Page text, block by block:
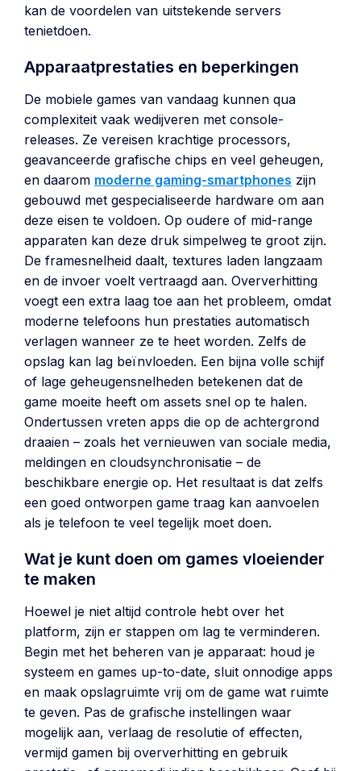
kan de voordelen van uitstekende servers
tenietdoen.
Apparaatprestaties en beperkingen
De mobiele games van vandaag kunnen qua
complexiteit vaak wedijveren met console-
releases. Ze vereisen krachtige processors,
geavanceerde grafische chips en veel geheugen,
en daarom moderne gaming-smartphones zijn
gebouwd met gespecialiseerde hardware om aan
deze eisen te voldoen. Op oudere of mid-range
apparaten kan deze druk simpelweg te groot zijn.
De framesnelheid daalt, textures laden langzaam
en de invoer voelt vertraagd aan. Oververhitting
voegt een extra laag toe aan het probleem, omdat
moderne telefoons hun prestaties automatisch
verlagen wanneer ze te heet worden. Zelfs de
opslag kan lag beïnvloeden. Een bijna volle schijf
of lage geheugensnelheden betekenen dat de
game moeite heeft om assets snel op te halen.
Ondertussen vreten apps die op de achtergrond
draaien – zoals het vernieuwen van sociale media,
meldingen en cloudsynchronisatie – de
beschikbare energie op. Het resultaat is dat zelfs
een goed ontworpen game traag kan aanvoelen
als je telefoon te veel tegelijk moet doen.
Wat je kunt doen om games vloeiender
te maken
Hoewel je niet altijd controle hebt over het
platform, zijn er stappen om lag te verminderen.
Begin met het beheren van je apparaat: houd je
systeem en games up-to-date, sluit onnodige apps
en maak opslagruimte vrij om de game wat ruimte
te geven. Pas de grafische instellingen waar
mogelijk aan, verlaag de resolutie of effecten,
vermijd gamen bij oververhitting en gebruik